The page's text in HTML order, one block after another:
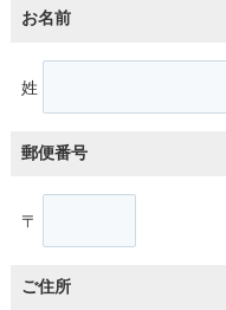
お名前
姓
郵便番号
〒
ご住所